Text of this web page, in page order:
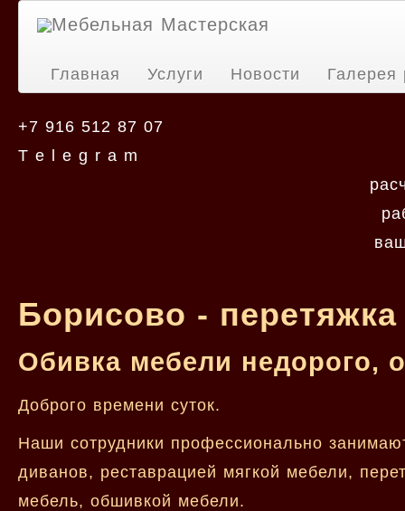
Мебельная Мастерская
Главная Услуги Новости Галерея
+7 916 512 87 07
T e l e g r a m
Борисово -
Обивка мебели недорого,
Доброго времени суток.
Наши сотрудники профессионально
диванов, реставрацией мягкой мебели,
мебель, обшивкой мебели.